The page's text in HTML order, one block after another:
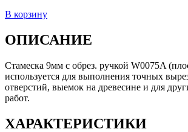
В корзину
ОПИСАНИЕ
Стамеска 9мм с обрез. ручкой W0075A
используется для выполнения точных
отверстий, выемок на древесине и для
работ.
ХАРАКТЕРИСТИКИ